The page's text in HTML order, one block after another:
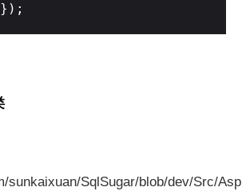
});
sunkaixuan/SqlSugar/blob/dev/Src/